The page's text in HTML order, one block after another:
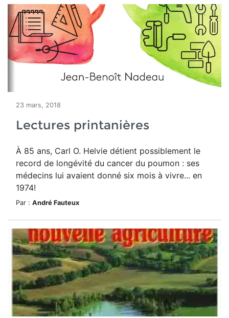
23 mars, 2018
Lectures printanières
À 85 ans, Carl O. Helvie détient possiblement le
record de longévité du cancer du poumon : ses
médecins lui avaient donné six mois à vivre... en
1974!
Par : André Fauteux